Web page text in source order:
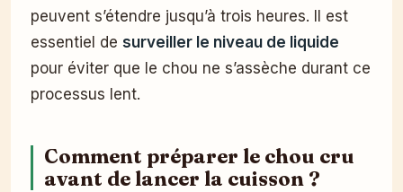
peuvent s’étendre jusqu’à trois heures. Il est
essentiel de surveiller le niveau de liquide
pour éviter que le chou ne s’assèche durant ce
processus lent.
Comment préparer le chou cru
avant de lancer la cuisson ?